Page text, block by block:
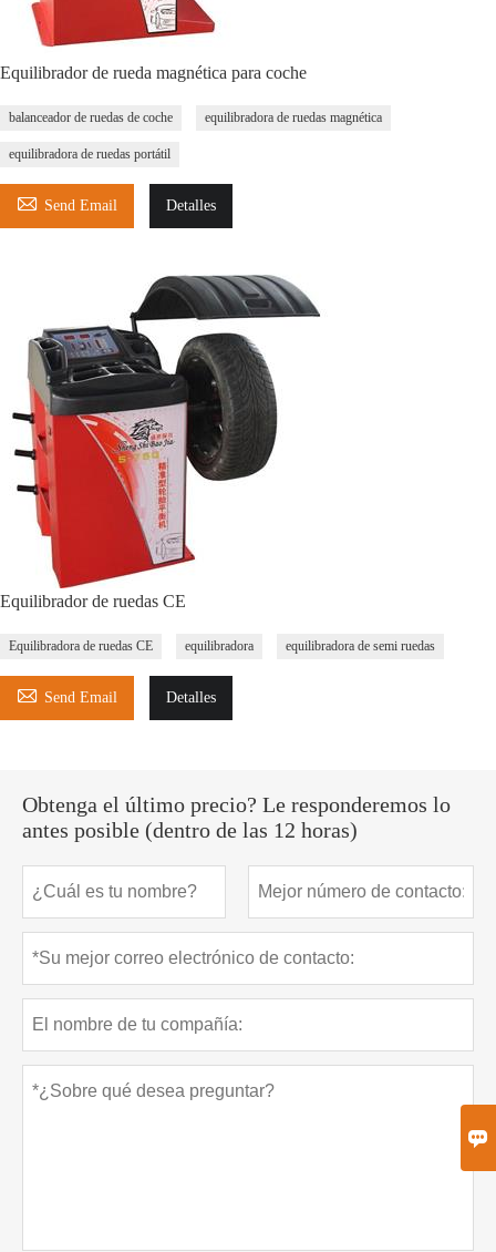
Equilibrador de rueda magnética para coche
balanceador de ruedas de coche equilibradora de ruedas magnética
equilibradora de ruedas portátil
 Send Email Detalles
Equilibrador de ruedas CE
Equilibradora de ruedas CE equilibradora equilibradora de semi ruedas
 Send Email Detalles
Obtenga el último precio? Le responderemos lo
antes posible (dentro de las 12 horas)
